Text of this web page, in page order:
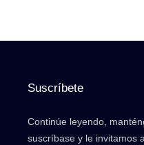
Suscríbete
Continúe leyendo,
suscríbase y le invitamos